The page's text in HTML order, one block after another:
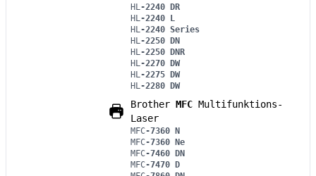
HL-2240 DR
HL-2240 L
HL-2240 Series
HL-2250 DN
HL-2250 DNR
HL-2270 DW
HL-2275 DW
HL-2280 DW
Brother MFC Multifunktions-
Laser
MFC-7360 N
MFC-7360 Ne
MFC-7460 DN
MFC-7470 D